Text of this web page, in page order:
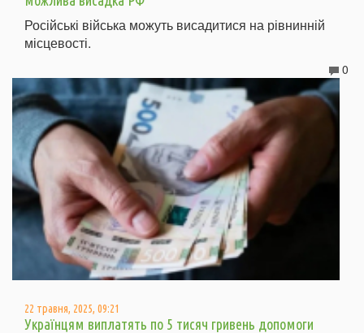
Російські війська можуть висадитися на рівнинній
місцевості.
0
22 травня, 2025, 09:21
Українцям виплатять по 5 тисяч гривень допомоги